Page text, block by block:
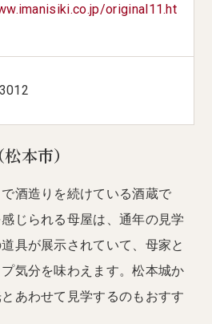
original11.ht
本市）
酒造りを続けている酒蔵で
じられる母屋は、通年の見学
具が展示されていて、母家と
気分を味わえます。松本城か
あわせて見学するのもおすす